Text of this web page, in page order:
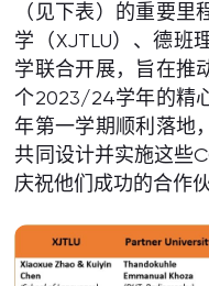
（见下表）的重要
学（XJTLU）、德班
学联合开展，旨在推
个2023/24学年的精
年第一学期顺利落地
共同设计并实施这些
庆祝他们成功的合作